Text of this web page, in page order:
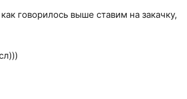
говорилось выше ставим на закачку,